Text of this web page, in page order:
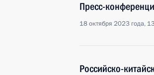
Пресс-
18 октября 2023 года,
Российско-